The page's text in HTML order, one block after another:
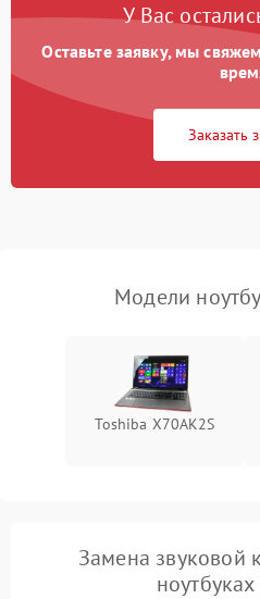
Неисправность зарядного
питания
неисправности кулера
пропадание диска
оперативной памяти:
вылеты приложений,
синие экраны
У Вас
Оставьте заявку, мы
Заказать
Модели
Toshiba X70AK2S
Замена звуковой